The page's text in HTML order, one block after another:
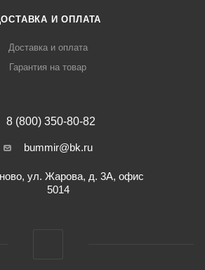
И ОПЛАТА
Доставка и оплата
Гарантия на товар
8 (800) 350-80-82
bummir@bk.ru
ул. Жарова, д. 3А, офис
5014